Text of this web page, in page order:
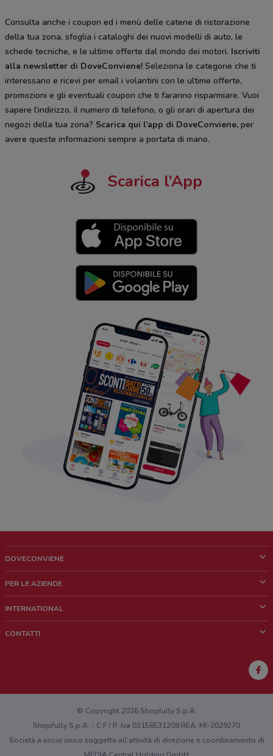
Consulta anche i coupon ed i menù delle catene di ristorazione
della tua zona, sfoglia i cataloghi dei nuovi modelli di auto, le
schede tecniche, e le ultime offerte dal mondo dei motori. Iscriviti
alla newsletter di DoveConviene! Seleziona le categorie che ti
interessano e ricevi per email i volantini con le ultime offerte,
promozioni e gli eventuali coupon che ti faranno risparmiare. Vuoi
sapere l’indirizzo, il numero di telefono, o gli orari di apertura dei
negozi della tua zona? Scarica qui l’app di DoveConviene, per
avere queste informazioni sempre a portata di mano.
Scarica l’App
DOVECONVIENE
Chi siamo
Lavora con noi
PER LE AZIENDE
Richieste commerciali e marketing
INTERNATIONAL
CONTATTI
Hai un malfunzionamento sul web o sull'app?
© Copyright 2026 Shopfully S.p.A.
Shopfully S.p.A. - C.F / P. Iva 03156531208 REA: MI-2029270
Società a socio unico soggetta all’attività di direzione e coordinamento di